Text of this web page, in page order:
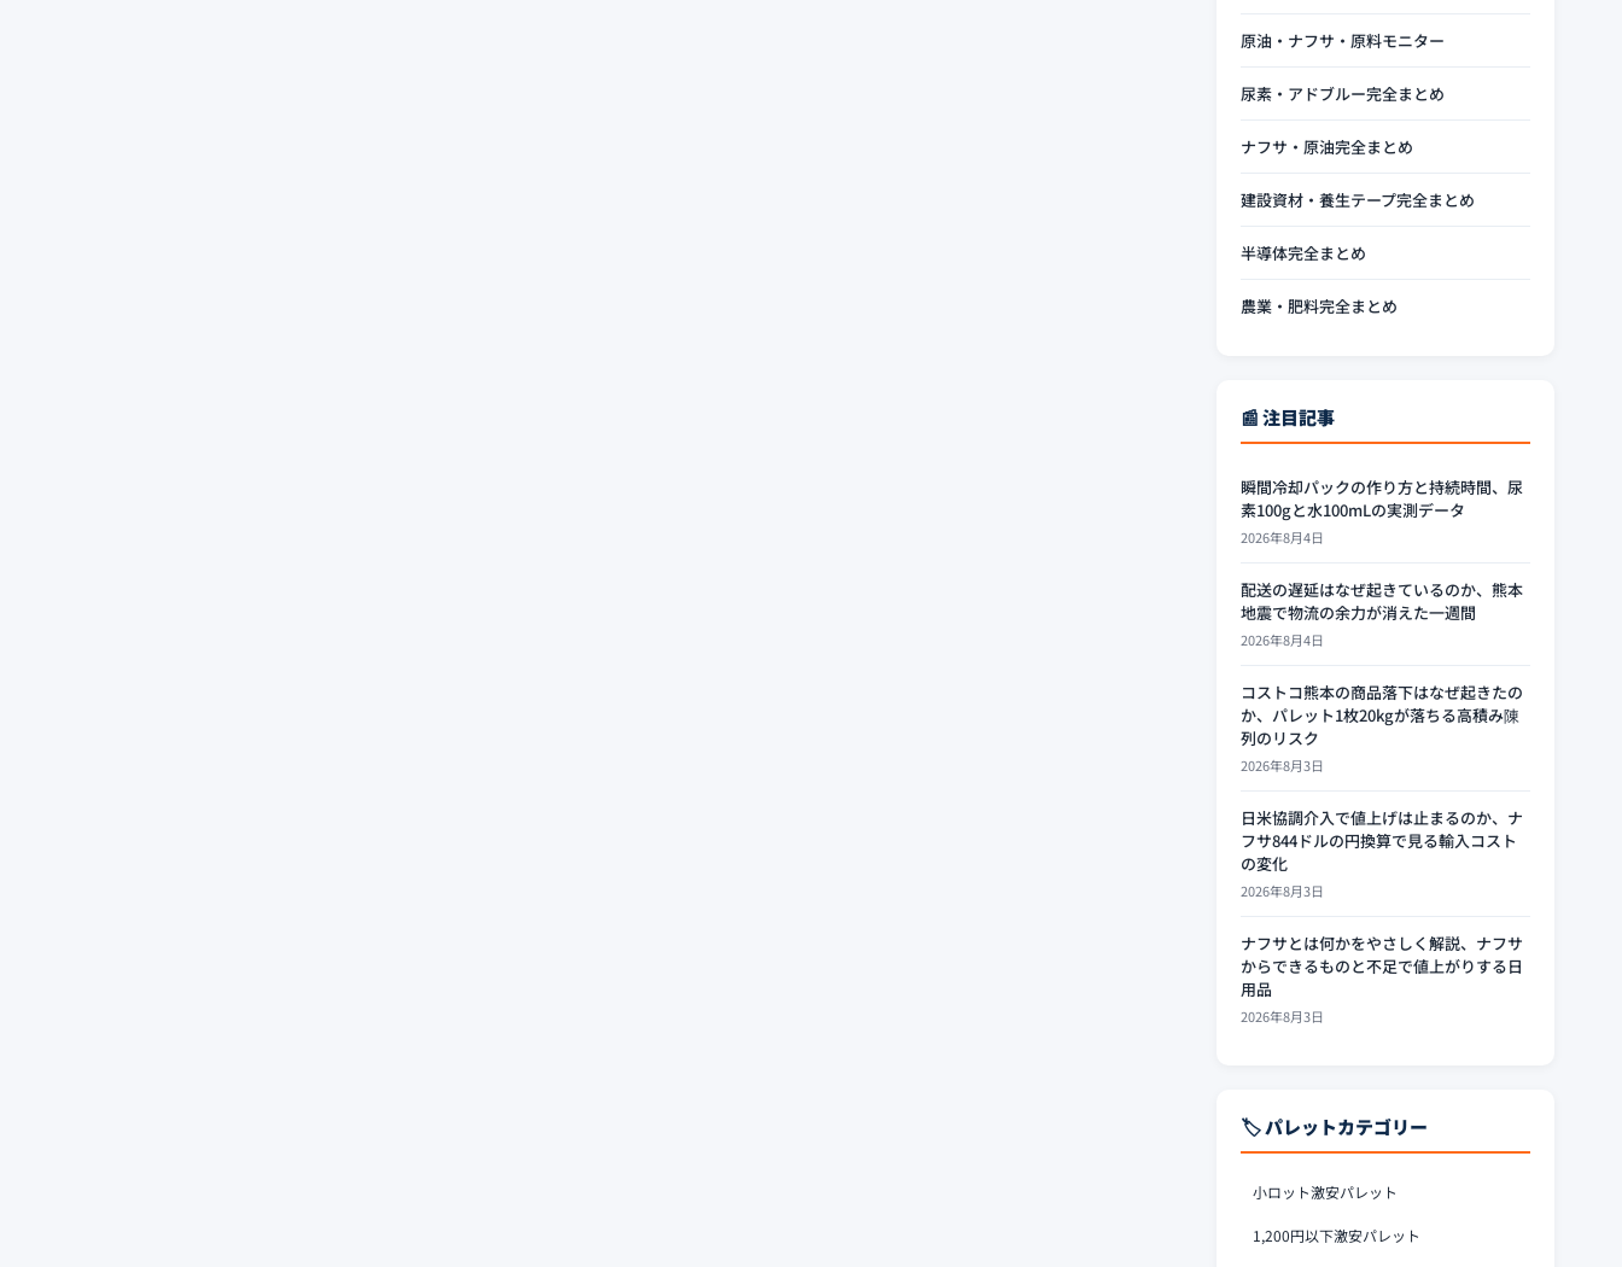
原油・ナフサ・原料モニター
尿素・アドブルー完全まとめ
ナフサ・原油完全まとめ
建設資材・養生テープ完全まとめ
半導体完全まとめ
農業・肥料完全まとめ
📰 注目記事
瞬間冷却パックの作り方と持続時間、尿
素100gと水100mLの実測データ
2026年8月4日
配送の遅延はなぜ起きているのか、熊本
地震で物流の余力が消えた一週間
2026年8月4日
コストコ熊本の商品落下はなぜ起きたの
か、パレット1枚20kgが落ちる高積み陳
列のリスク
2026年8月3日
日米協調介入で値上げは止まるのか、ナ
フサ844ドルの円換算で見る輸入コスト
の変化
2026年8月3日
ナフサとは何かをやさしく解説、ナフサ
からできるものと不足で値上がりする日
用品
2026年8月3日
🏷️ パレットカテゴリー
小ロット激安パレット
1,200円以下激安パレット